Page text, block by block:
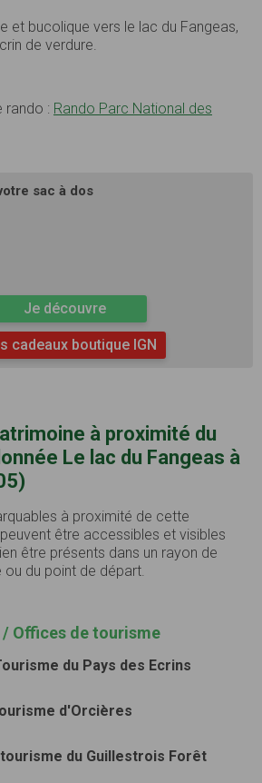
et bucolique vers le lac du Fangeas,
de verdure.
rando : Rando Parc National des
sac à dos
Je découvre
cadeaux boutique IGN
à proximité du
Le lac du Fangeas à
à proximité de cette
être accessibles et visibles
être présents dans un rayon de
du point de départ.
Offices de tourisme
du Pays des Ecrins
d'Orcières
du Guillestrois Forêt